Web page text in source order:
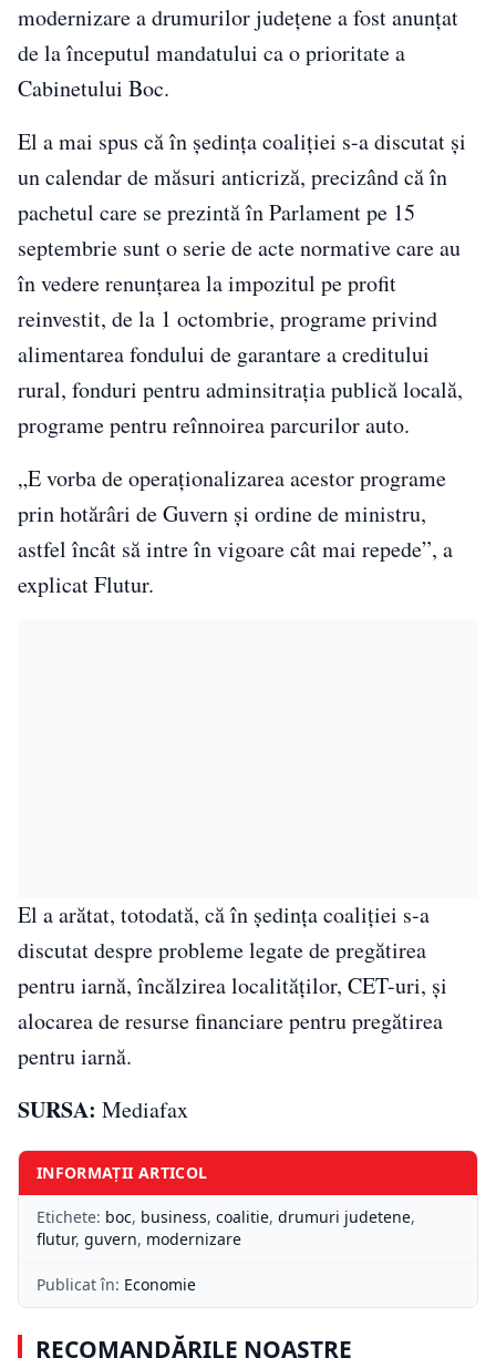
modernizare a drumurilor judeţene a fost anunţat
de la începutul mandatului ca o prioritate a
Cabinetului Boc.
El a mai spus că în şedinţa coaliţiei s-a discutat şi
un calendar de măsuri anticriză, precizând că în
pachetul care se prezintă în Parlament pe 15
septembrie sunt o serie de acte normative care au
în vedere renunţarea la impozitul pe profit
reinvestit, de la 1 octombrie, programe privind
alimentarea fondului de garantare a creditului
rural, fonduri pentru adminsitraţia publică locală,
programe pentru reînnoirea parcurilor auto.
„E vorba de operaţionalizarea acestor programe
prin hotărâri de Guvern şi ordine de ministru,
astfel încât să intre în vigoare cât mai repede”, a
explicat Flutur.
El a arătat, totodată, că în şedinţa coaliţiei s-a
discutat despre probleme legate de pregătirea
pentru iarnă, încălzirea localităţilor, CET-uri, şi
alocarea de resurse financiare pentru pregătirea
pentru iarnă.
SURSA: Mediafax
INFORMAȚII ARTICOL
Etichete: boc, business, coalitie, drumuri judetene,
flutur, guvern, modernizare
Publicat în: Economie
RECOMANDĂRILE NOASTRE